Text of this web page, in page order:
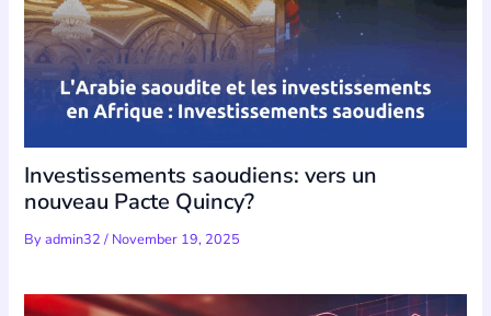
Investissements saoudiens: vers un
nouveau Pacte Quincy?
Byadmin32/ November 19, 2025